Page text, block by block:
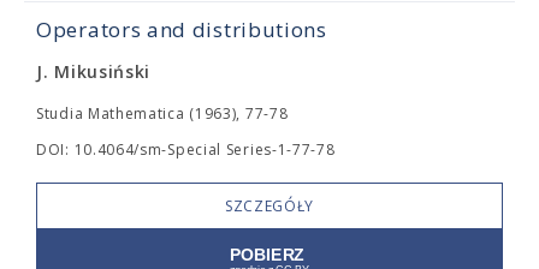
Operators and distributions
J. Mikusiński
Studia Mathematica (1963), 77-78
DOI: 10.4064/sm-Special Series-1-77-78
SZCZEGÓŁY